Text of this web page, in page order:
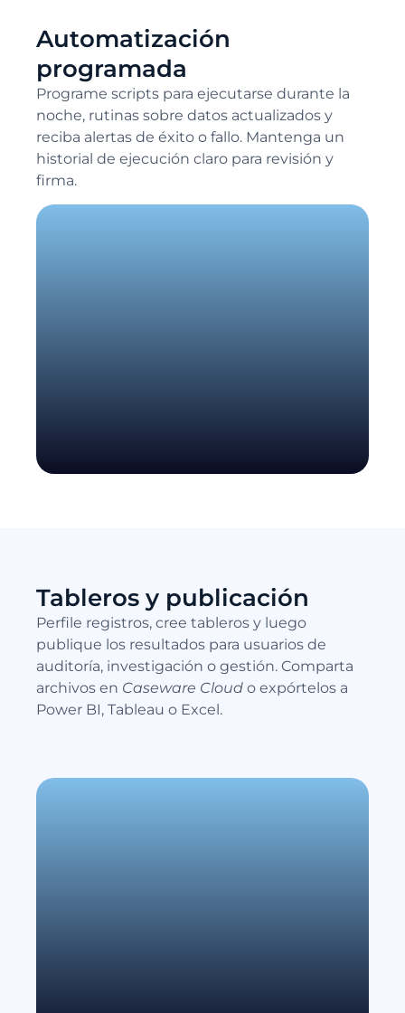
Automatización
programada
Programe scripts para ejecutarse durante la
noche, rutinas sobre datos actualizados y
reciba alertas de éxito o fallo. Mantenga un
historial de ejecución claro para revisión y
firma.
Tableros y publicación
Perfile registros, cree tableros y luego
publique los resultados para usuarios de
auditoría, investigación o gestión. Comparta
archivos en Caseware Cloud o expórtelos a
Power BI, Tableau o Excel.